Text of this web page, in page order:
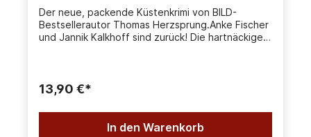
Der neue, packende Küstenkrimi von BILD-
Bestsellerautor Thomas Herzsprung.Anke Fischer
und Jannik Kalkhoff sind zurück! Die hartnäckige
unkonventionell, entschlossen und immer bereit,
hinter die Fassaden der mit Reet gedeckten
Häuser zu blicken.Die junge Caro Nieweg
verschwindet während eines Cateringjobs spurlos
13,90 €*
In den Warenkorb